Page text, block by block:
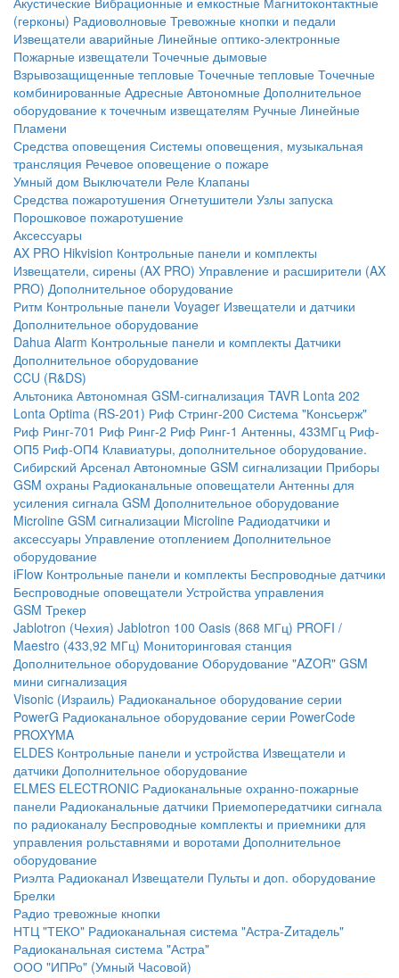
(герконы) Радиоволновые Тревожные кнопки и педали
Извещатели аварийные Линейные оптико-электронные
Пожарные извещатели Точечные дымовые
Взрывозащищенные тепловые Точечные тепловые Точечные
комбинированные Адресные Автономные Дополнительное
оборудование к точечным извещателям Ручные Линейные
Пламени
Средства оповещения Системы оповещения, музыкальная
трансляция Речевое оповещение о пожаре
Умный дом Выключатели Реле Клапаны
Средства пожаротушения Огнетушители Узлы запуска
Порошковое пожаротушение
Аксессуары
AX PRO Hikvision Контрольные панели и комплекты
Извещатели, сирены (AX PRO) Управление и расширители (AX
PRO) Дополнительное оборудование
Ритм Контрольные панели Voyager Извещатели и датчики
Дополнительное оборудование
Dahua Alarm Контрольные панели и комплекты Датчики
Дополнительное оборудование
CCU (R&DS)
Альтоника Автономная GSM-сигнализация TAVR Lonta 202
Lonta Optima (RS-201) Риф Стринг-200 Система "Консьерж"
Риф Ринг-701 Риф Ринг-2 Риф Ринг-1 Антенны, 433МГц Риф-
ОП5 Риф-ОП4 Клавиатуры, дополнительное оборудование.
Сибирский Арсенал Автономные GSM сигнализации Приборы
GSM охраны Радиоканальные оповещатели Антенны для
усиления сигнала GSM Дополнительное оборудование
Microline GSM cигнализации Microline Радиодатчики и
аксессуары Управление отоплением Дополнительное
оборудование
iFlow Контрольные панели и комплекты Беспроводные датчики
Беспроводные оповещатели Устройства управления
GSM Трекер
Jablotron (Чехия) Jablotron 100 Oasis (868 МГц) PROFI /
Maestro (433,92 МГц) Мониторинговая станция
Дополнительное оборудование Оборудование "AZOR" GSM
мини сигнализация
Visonic (Израиль) Радиоканальное оборудование серии
PowerG Радиоканальное оборудование серии PowerCode
PROXYMA
ELDES Контрольные панели и устройства Извещатели и
датчики Дополнительное оборудование
ELMES ELECTRONIC Радиоканальные охранно-пожарные
панели Радиоканальные датчики Приемопередатчики сигнала
по радиоканалу Беспроводные комплекты и приемники для
управления рольставнями и воротами Дополнительное
оборудование
Риэлта Радиоканал Извещатели Пульты и доп. оборудование
Брелки
Радио тревожные кнопки
НТЦ "ТЕКО" Радиоканальная система "Астра-Zитадель"
Радиоканальная система "Астра"
ООО "ИПРо" (Умный Часовой)